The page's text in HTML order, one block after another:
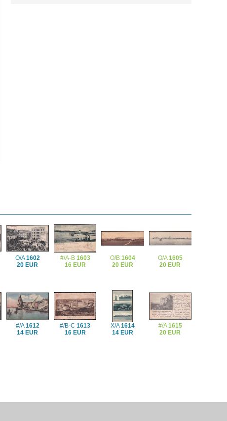
O/A1602
20 EUR
#/A-B 1603
16 EUR
O/B1604
20 EUR
O/A1605
20 EUR
#/A1612
14 EUR
#/B-C1613
16 EUR
X/A1614
14 EUR
#/A1615
20 EUR